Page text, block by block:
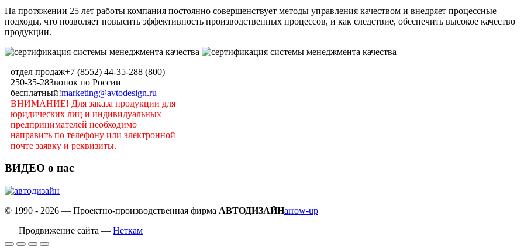
На протяжении 25 лет работы компания постоянно совершенствует методы управления качеством и внедряет процессные
подходы, что позволяет повысить эффективность производственных процессов, и как следствие, обеспечить высокое качество
продукции.
отдел продаж+7 (8552) 44-35-288 (800)
250-35-28Звонок по России
бесплатный!marketing@avtodesign.ru
ВНИМАНИЕ! Для заказа продукции для
юридических лиц и индивидуальных
предпринимателей необходимо
направить по телефону или электронной
почте заявку и реквизиты.
ВИДЕО о нас
© 1990 - 2026 — Проектно-производственная фирма АВТОДИЗАЙНarrow-up
Продвижение сайта — Неткам